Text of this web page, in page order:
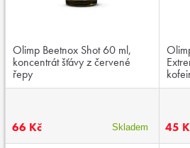
Olimp Beetnox Shot 60 ml,
koncentrát šťávy z červené
řepy
66 Kč Skladem 45